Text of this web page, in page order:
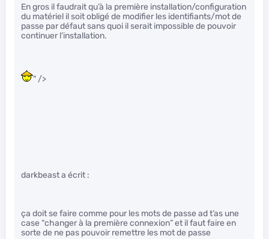
En gros il faudrait qu’à la première installation/configuration
du matériel il soit obligé de modifier les identifiants/mot de
passe par défaut sans quoi il serait impossible de pouvoir
continuer l’installation.
" />
darkbeast a écrit :
ça doit se faire comme pour les mots de passe ad t’as une
case “changer à la première connexion” et il faut faire en
sorte de ne pas pouvoir remettre les mot de passe